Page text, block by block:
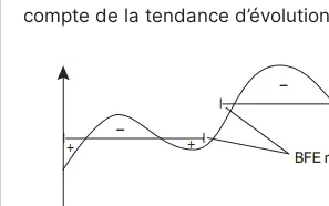
compte de la tendance